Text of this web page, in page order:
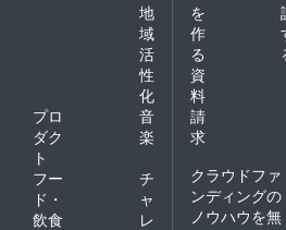
地
域
活
性
化
プロ
ダク
ト
音
楽
フー
ド・
飲食
チ
ャ
レ
を
作
る
資
料
請
求
クラウドファ
ンディングの
ノウハウを無